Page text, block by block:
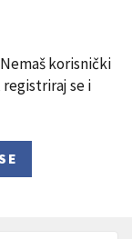
korisnički
registriraj se i